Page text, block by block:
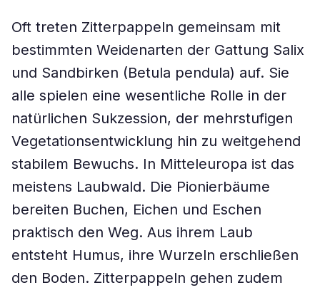
Oft treten Zitterpappeln gemeinsam mit
bestimmten Weidenarten der Gattung Salix
und Sandbirken (Betula pendula) auf. Sie
alle spielen eine wesentliche Rolle in der
natürlichen Sukzession, der mehrstufigen
Vegetationsentwicklung hin zu weitgehend
stabilem Bewuchs. In Mitteleuropa ist das
meistens Laubwald. Die Pionierbäume
bereiten Buchen, Eichen und Eschen
praktisch den Weg. Aus ihrem Laub
entsteht Humus, ihre Wurzeln erschließen
den Boden. Zitterpappeln gehen zudem